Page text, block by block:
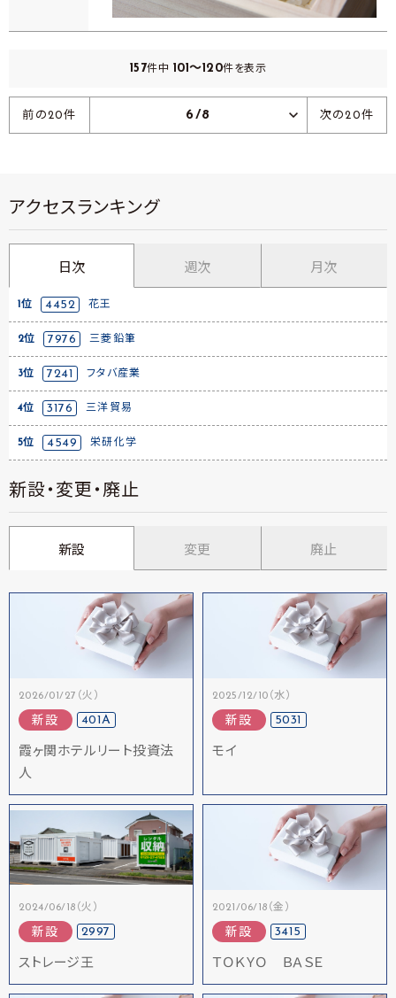
157件中 101～120件を表示
前の20件 6/8 次の20件
アクセスランキング
日次 週次 月次
1位 4452 花王
2位 7976 三菱鉛筆
3位 7241 フタバ産業
4位 3176 三洋貿易
5位 4549 栄研化学
新設・変更・廃止
新設 変更 廃止
2026/01/27（火）
新設 401A
霞ヶ関ホテルリート投資法
人
2025/12/10（水）
新設 5031
モイ
2024/06/18（火）
新設 2997
ストレージ王
2021/06/18（金）
新設 3415
ＴＯＫＹＯ ＢＡＳＥ